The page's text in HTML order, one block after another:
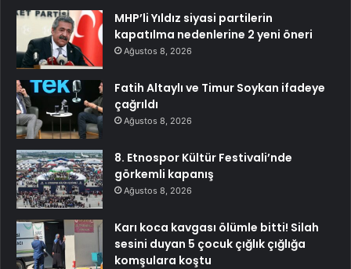
MHP’li Yıldız siyasi partilerin
kapatılma nedenlerine 2 yeni öneri
Ağustos 8, 2026
Fatih Altaylı ve Timur Soykan ifadeye
çağrıldı
Ağustos 8, 2026
8. Etnospor Kültür Festivali’nde
görkemli kapanış
Ağustos 8, 2026
Karı koca kavgası ölümle bitti! Silah
sesini duyan 5 çocuk çığlık çığlığa
komşulara koştu